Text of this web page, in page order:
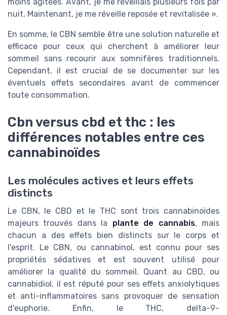
nuit. Maintenant, je me réveille reposée et revitalisée ».
En somme, le CBN semble être une solution naturelle et
efficace pour ceux qui cherchent à améliorer leur
sommeil sans recourir aux somnifères traditionnels.
Cependant, il est crucial de se documenter sur les
éventuels effets secondaires avant de commencer
toute consommation.
Cbn versus cbd et thc : les
différences notables entre ces
cannabinoïdes
Les molécules actives et leurs effets
distincts
Le CBN, le CBD et le THC sont trois cannabinoïdes
majeurs trouvés dans la plante de cannabis, mais
chacun a des effets bien distincts sur le corps et
l'esprit. Le CBN, ou cannabinol, est connu pour ses
propriétés sédatives et est souvent utilisé pour
améliorer la qualité du sommeil. Quant au CBD, ou
cannabidiol, il est réputé pour ses effets anxiolytiques
et anti-inflammatoires sans provoquer de sensation
d'euphorie. Enfin, le THC, delta-9-